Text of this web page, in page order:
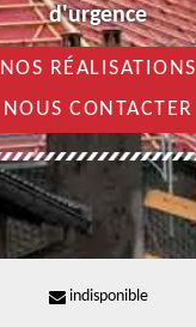
d'urgence
NOS RÉALISATIONS
NOUS CONTACTER
indisponible